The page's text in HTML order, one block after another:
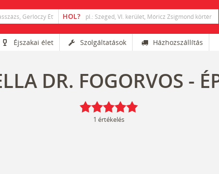
Éjszakai élet Szolgáltatások Házhozszállítás
DR. FOGORVOS -
1 értékelés